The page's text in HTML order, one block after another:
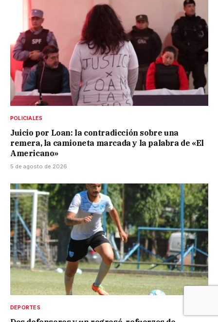
POLICIALES
Juicio por Loan: la contradicción sobre una
remera, la camioneta marcada y la palabra de «El
Americano»
5 de agosto de 2026
DEPORTES